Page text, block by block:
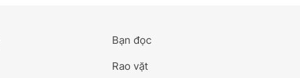
Bạn đọc
Rao vặt